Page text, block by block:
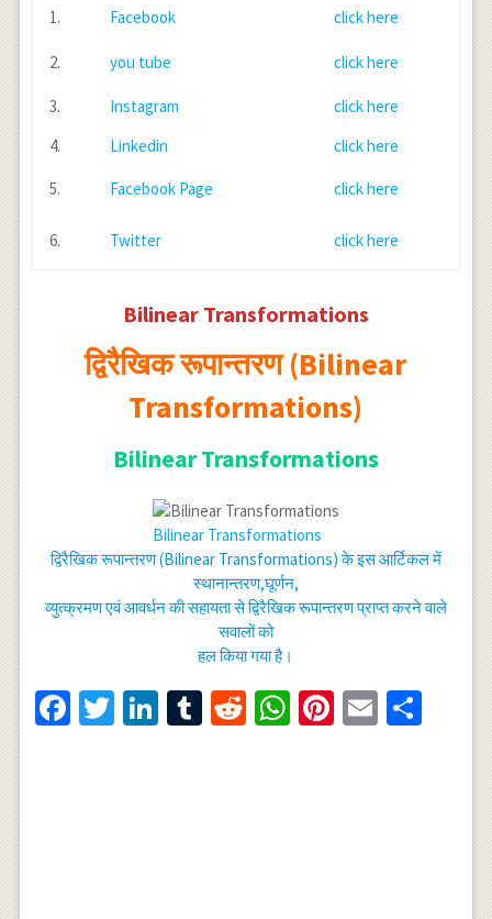
1. Facebook click here
2. you tube click here
3. Instagram
click here
4.
Linkedin click here
5. Facebook Page click here
6. Twitter click here
Bilinear Transformations
द्विरैखिक रूपान्तरण (Bilinear
Transformations)
Bilinear Transformations
Bilinear Transformations
द्विरैखिक रूपान्तरण (Bilinear Transformations) के इस आर्टिकल में
स्थानान्तरण,घूर्णन,
व्युत्क्रमण एवं आवर्धन की सहायता से द्विरैखिक रूपान्तरण प्राप्त करने वाले
सवालों को
हल किया गया है।
Facebook
Twitter
LinkedIn
Tumblr
RedditWhatsApp
Pinterest
Email